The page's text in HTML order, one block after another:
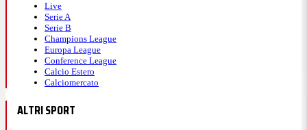
Live
Serie A
Serie B
Champions League
Europa League
Conference League
Calcio Estero
Calciomercato
ALTRI SPORT